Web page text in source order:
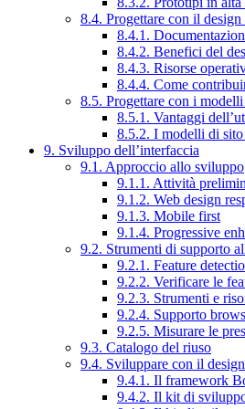
8.4. Progettare con il design
8.4.1.
8.4.2. Benefici del
8.4.3. Risorse
8.4.4. Come
8.5. Progettare con i
8.5.1. Vantaggi
8.5.2. I modelli di
9. Sviluppo dell’interfaccia
9.1. Approccio allo sviluppo
9.1.1. Attività
9.1.2. Web design
9.1.3. Mobile first
9.1.4. Progressive
9.2. Strumenti di supporto
9.2.1. Feature
9.2.2. Verificare le
9.2.3. Strumenti e
9.2.4. Supporto
9.2.5. Misurare le
9.3. Catalogo del riuso
9.4. Sviluppare con il
9.4.1. Il framework
9.4.2. Il kit di